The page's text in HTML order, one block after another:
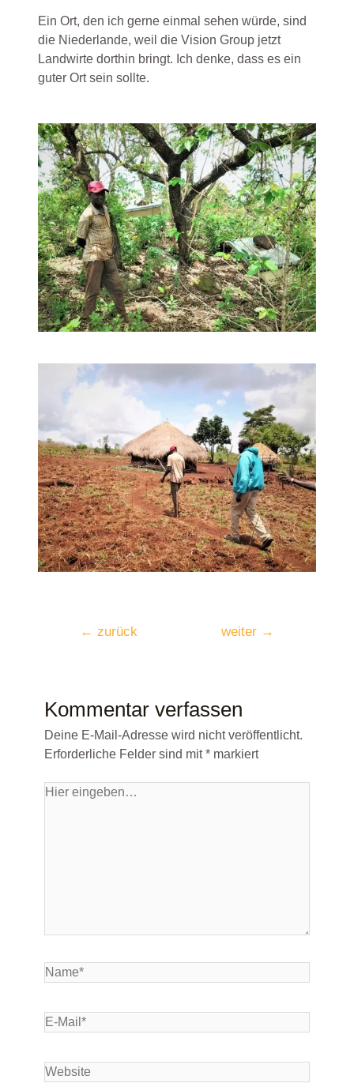
Ein Ort, den ich gerne einmal sehen würde, sind
die Niederlande, weil die Vision Group jetzt
Landwirte dorthin bringt. Ich denke, dass es ein
guter Ort sein sollte.
← zurück weiter →
Kommentar verfassen
Deine E-Mail-Adresse wird nicht veröffentlicht.
Erforderliche Felder sind mit*markiert